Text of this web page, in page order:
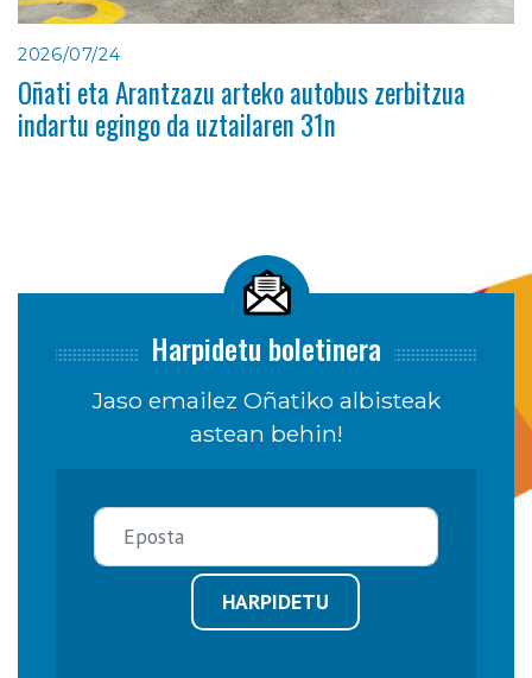
2026/07/24
Oñati eta Arantzazu arteko autobus zerbitzua
indartu egingo da uztailaren 31n
Harpidetu boletinera
Jaso emailez Oñatiko albisteak
astean behin!
HARPIDETU